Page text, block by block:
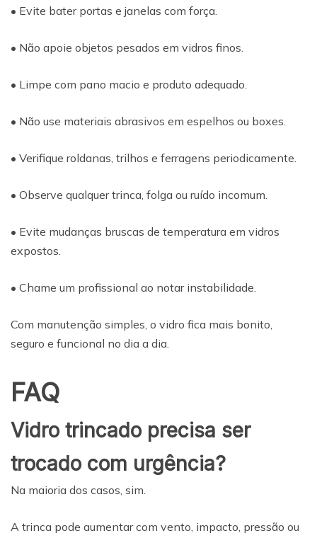
• Evite bater portas e janelas com força.
• Não apoie objetos pesados em vidros finos.
• Limpe com pano macio e produto adequado.
• Não use materiais abrasivos em espelhos ou boxes.
• Verifique roldanas, trilhos e ferragens periodicamente.
• Observe qualquer trinca, folga ou ruído incomum.
• Evite mudanças bruscas de temperatura em vidros
expostos.
• Chame um profissional ao notar instabilidade.
Com manutenção simples, o vidro fica mais bonito,
seguro e funcional no dia a dia.
FAQ
Vidro trincado precisa ser
trocado com urgência?
Na maioria dos casos, sim.
A trinca pode aumentar com vento, impacto, pressão ou